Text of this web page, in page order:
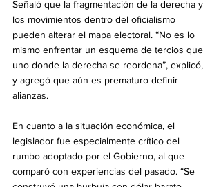
Señaló que la fragmentación de la derecha y
los movimientos dentro del oficialismo
pueden alterar el mapa electoral. “No es lo
mismo enfrentar un esquema de tercios que
uno donde la derecha se reordena”, explicó,
y agregó que aún es prematuro definir
alianzas.
En cuanto a la situación económica, el
legislador fue especialmente crítico del
rumbo adoptado por el Gobierno, al que
comparó con experiencias del pasado. “Se